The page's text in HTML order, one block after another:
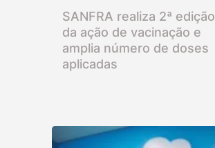
SANFRA realiza 2ª edição
da ação de vacinação e
amplia número de doses
aplicadas